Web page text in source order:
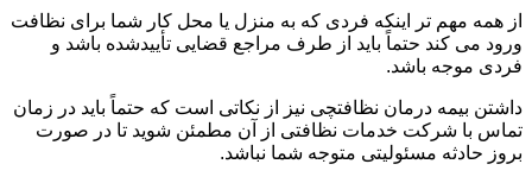
از همه مهم تر اینکه فردی که به منزل یا محل کار شما برای نظافت
ورود می کند حتماً باید از طرف مراجع قضایی تأییدشده باشد و
فردی موجه باشد.
داشتن بیمه درمان نظافتچی نیز از نکاتی است که حتماً باید در زمان
تماس با شرکت خدمات نظافتی از آن مطمئن شوید تا در صورت
بروز حادثه مسئولیتی متوجه شما نباشد.